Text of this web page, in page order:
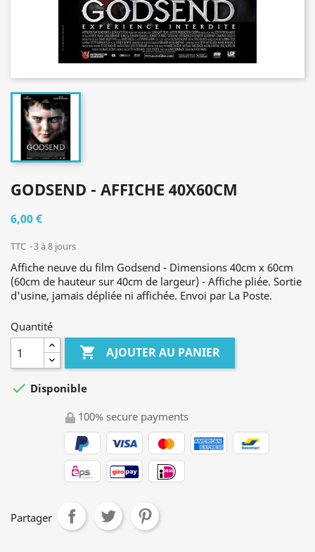
GODSEND - AFFICHE 40X60CM
6,00 €
TTC 3 à 8 jours
Affiche neuve du film Godsend - Dimensions 40cm x 60cm
(60cm de hauteur sur 40cm de largeur) - Affiche pliée. Sortie
d'usine, jamais dépliée ni affichée. Envoi par La Poste.
Quantité
 AJOUTER AU PANIER
 Disponible
100% secure payments
Partager